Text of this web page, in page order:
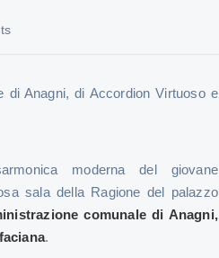
di Anagni, di Accordion Virtuoso e
moderna del giovane
sala della Ragione del palazzo
comunale di Anagni,
.